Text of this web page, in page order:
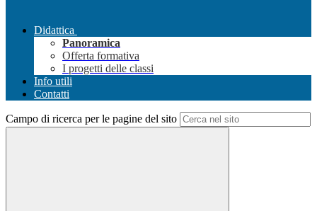
Didattica
Panoramica
Offerta formativa
I progetti delle classi
Info utili
Contatti
Campo di ricerca per le pagine del sito